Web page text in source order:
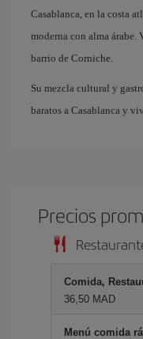
Casablanca, en la costa
moderna con alma
barrio de Corniche.
Su mezcla cultural y
baratos a Casablanca y
Precios
Comida,
36,50 MAD
Menú comida